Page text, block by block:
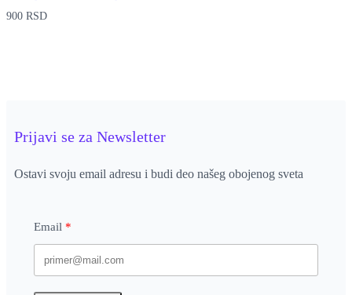
900 RSD
Prijavi se za Newsletter
Ostavi svoju email adresu i budi deo našeg obojenog sveta
Email